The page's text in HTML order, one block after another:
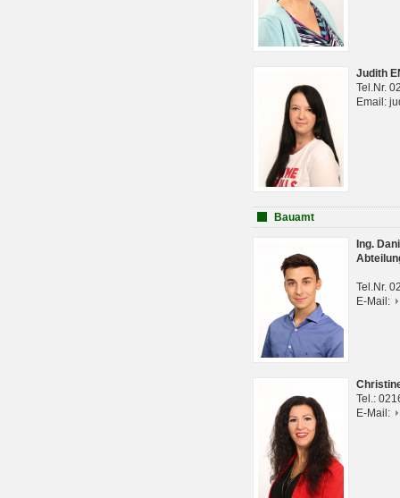
Judith
Tel.Nr.
Email:
Bauamt
Ing.
Tel.Nr.
E-Mail:
Tel.:
E-Mail: